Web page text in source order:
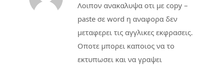
Λοιπον ανακαλυψα οτι με copy –
paste σε word η αναφορα δεν
μεταφερει τις αγγλικες εκφρασεις.
Οποτε μπορει καποιος να το
εκτυπωσει και να γραψει